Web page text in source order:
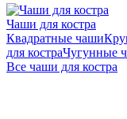
Чаши для костра
Квадратные чаши
для костраЧугунные
Все чаши для костра